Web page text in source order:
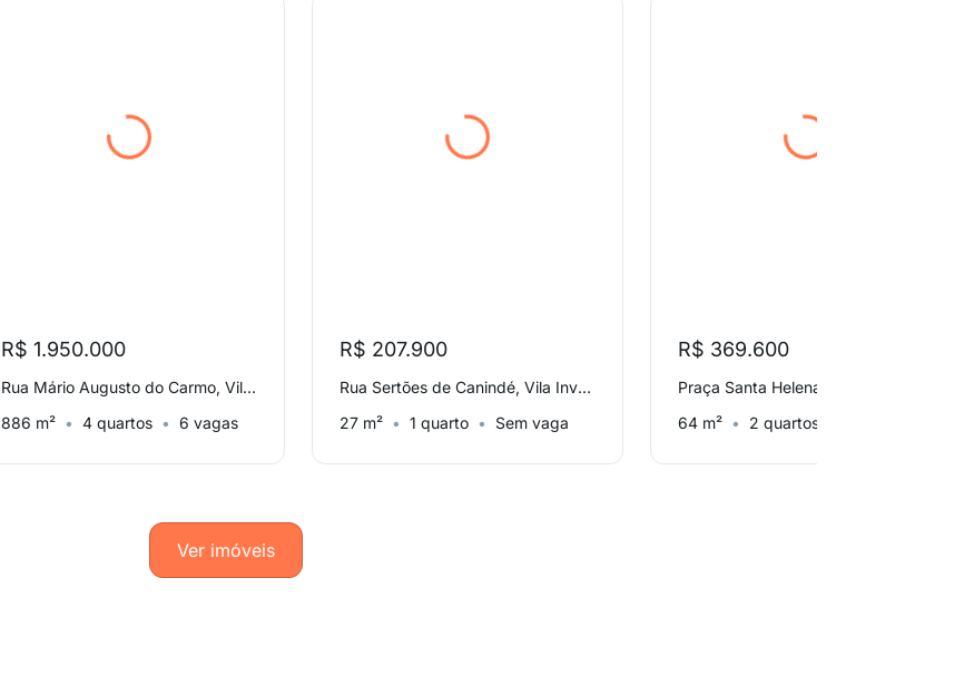
R$ 1.950.000
Rua Mário Augusto do Carmo, Vila Prudente
886 m²
4 quartos 6 vagas
R$ 207.900
Rua Sertões de Canindé, Vila Invernada
27 m²
1 quarto Sem vaga
R$ 369.600
64 m²
2 quartos
Ver imóveis